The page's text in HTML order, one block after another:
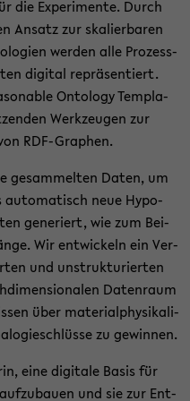
die Ex­pe­ri­men­te. Durch
An­satz zur ska­lier­ba­ren
wer­den alle Pro­zess­
di­gi­tal re­prä­sen­tiert.
On­to­lo­gy Tem­pla­
Werk­zeu­gen zur
RDF-​Graphen.
ge­sam­mel­ten Daten, um
au­to­ma­tisch neue Hy­po­
ge­ne­riert, wie zum Bei­
Wir ent­wi­ckeln ein Ver­
und un­struk­tu­rier­ten
Da­ten­raum
über ma­te­ri­al­phy­si­ka­li­
zu ge­win­nen.
eine di­gi­ta­le Basis für
und sie zur Ent­